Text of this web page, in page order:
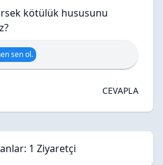
kötülük hususunu
sen ol.
CEVAPLA
1 Ziyaretçi